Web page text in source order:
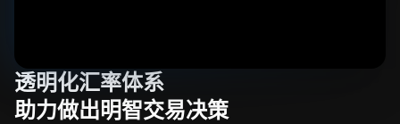
透明化汇率体系
助力做出明智交易决策